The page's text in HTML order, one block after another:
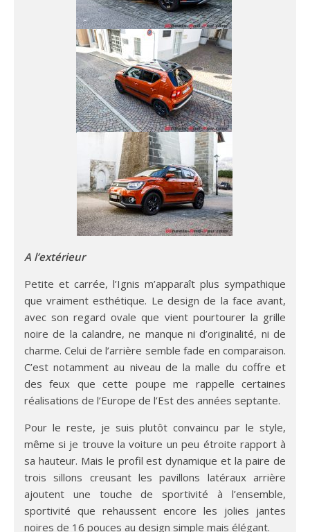
A l’extérieur
Petite et carrée, l’Ignis m’apparaît plus sympathique
que vraiment esthétique. Le design de la face avant,
avec son regard ovale que vient pourtourer la grille
noire de la calandre, ne manque ni d’originalité, ni de
charme. Celui de l’arrière semble fade en comparaison.
C’est notamment au niveau de la malle du coffre et
des feux que cette poupe me rappelle certaines
réalisations de l’Europe de l’Est des années septante.
Pour le reste, je suis plutôt convaincu par le style,
même si je trouve la voiture un peu étroite rapport à
sa hauteur. Mais le profil est dynamique et la paire de
trois sillons creusant les pavillons latéraux arrière
ajoutent une touche de sportivité à l’ensemble,
sportivité que rehaussent encore les jolies jantes
noires de 16 pouces au design simple mais élégant.